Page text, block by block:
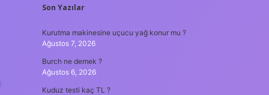
SIDEBAR
Son Yazılar
Kurutma makinesine uçucu yağ konur mu ?
Ağustos 7, 2026
Burch ne demek ?
Ağustos 6, 2026
Kuduz testi kaç TL ?